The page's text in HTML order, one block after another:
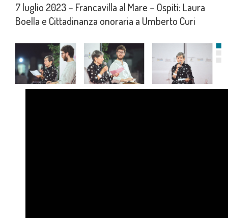
7 luglio 2023 – Francavilla al Mare – Ospiti: Laura
Boella e Cittadinanza onoraria a Umberto Curi